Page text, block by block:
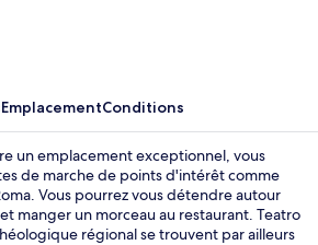
EmplacementConditions
un emplacement exceptionnel, vous
de marche de points d'intérêt comme
Vous pourrez vous détendre autour
manger un morceau au restaurant. Teatro
régional se trouvent par ailleurs